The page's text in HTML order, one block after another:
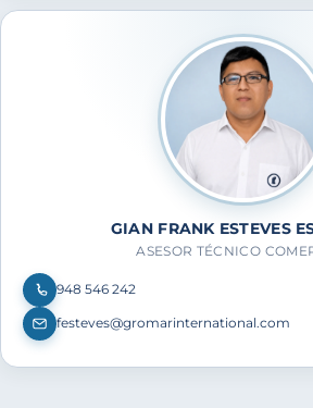
GIAN FRANK ESTEVES
ASESOR TÉCNICO
948 546 242
festeves@gromarinternational.com